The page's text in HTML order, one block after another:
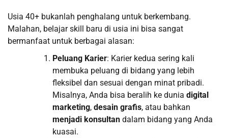
Usia 40+ bukanlah penghalang untuk berkembang.
Malahan, belajar skill baru di usia ini bisa sangat
bermanfaat untuk berbagai alasan:
Peluang Karier: Karier kedua sering kali
membuka peluang di bidang yang lebih
fleksibel dan sesuai dengan minat pribadi.
Misalnya, Anda bisa beralih ke dunia digital
marketing, desain grafis, atau bahkan
menjadi konsultan dalam bidang yang Anda
kuasai.